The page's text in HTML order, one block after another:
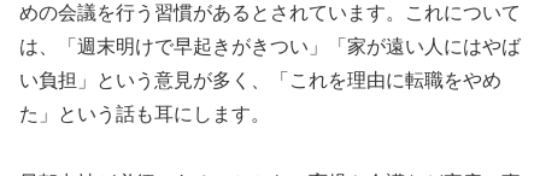
めの会議を行う習慣があるとされています。これについて
は、「週末明けで早起きがきつい」「家が遠い人にはやば
い負担」という意見が多く、「これを理由に転職をやめ
た」という話も耳にします。